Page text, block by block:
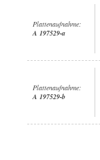
Plattenaufnahme:
A 197529-a
Plattenaufnahme:
A 197529-b